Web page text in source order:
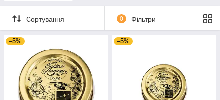
Сортування 0 Фільтри
–5% –5%